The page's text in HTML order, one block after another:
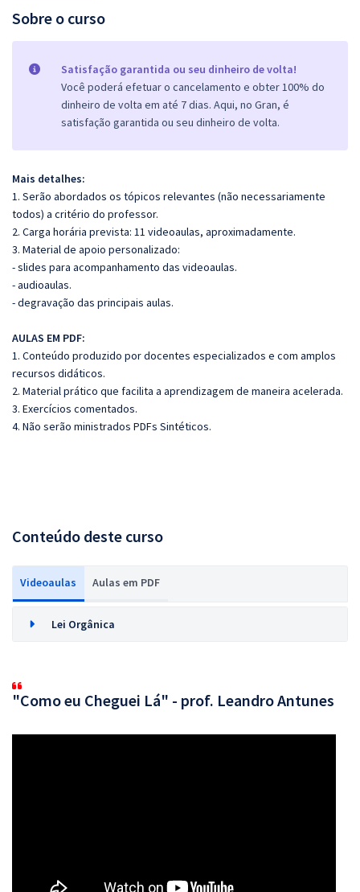
Sobre o curso
Satisfação garantida ou seu dinheiro de volta!
Você poderá efetuar o cancelamento e obter 100% do
dinheiro de volta em até 7 dias. Aqui, no Gran, é
satisfação garantida ou seu dinheiro de volta.
Mais detalhes:
1. Serão abordados os tópicos relevantes (não necessariamente
todos) a critério do professor.
2. Carga horária prevista: 11 videoaulas, aproximadamente.
3. Material de apoio personalizado:
- slides para acompanhamento das videoaulas.
- audioaulas.
- degravação das principais aulas.
AULAS EM PDF:
1. Conteúdo produzido por docentes especializados e com amplos
recursos didáticos.
2. Material prático que facilita a aprendizagem de maneira acelerada.
3. Exercícios comentados.
4. Não serão ministrados PDFs Sintéticos.
Conteúdo deste curso
Videoaulas Aulas em PDF
Lei Orgânica
"Como eu Cheguei Lá" - prof. Leandro Antunes